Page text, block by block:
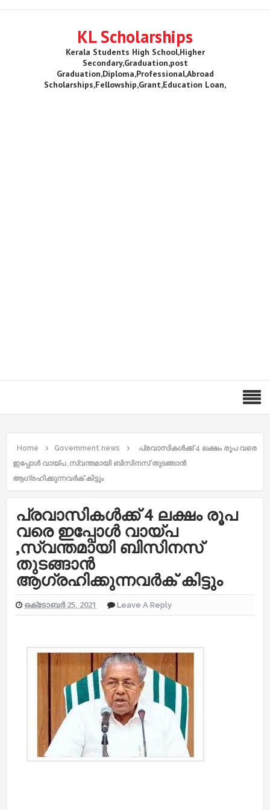
KL Scholarships
Kerala Students High School,Higher
Secondary,Graduation,post
Graduation,Diploma,Professional,Abroad
Scholarships,Fellowship,Grant,Education Loan,
Home Government news
പ്രവാസികൾക്ക് 4 ലക്ഷം രൂപ വരെ
ഇപ്പോൾ വായ്പ ,സ്വന്തമായി ബിസിനസ് തുടങ്ങാൻ
ആഗ്രഹിക്കുന്നവർക് കിട്ടും
പ്രവാസികൾക്ക് 4 ലക്ഷം രൂപ
വരെ ഇപ്പോൾ വായ്പ
,സ്വന്തമായി ബിസിനസ്
തുടങ്ങാൻ
ആഗ്രഹിക്കുന്നവർക് കിട്ടും
ഒക്‌ടോബർ 25, 2021 Leave A Reply